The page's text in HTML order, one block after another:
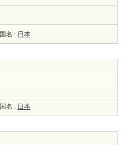
国名 : 日本
国名 : 日本